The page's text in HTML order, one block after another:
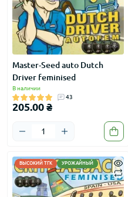
Master-Seed auto Dutch
Driver feminised
В наличии
43
205.00 ₴
ВЫСОКИЙ ТГК УРОЖАЙНЫЙ